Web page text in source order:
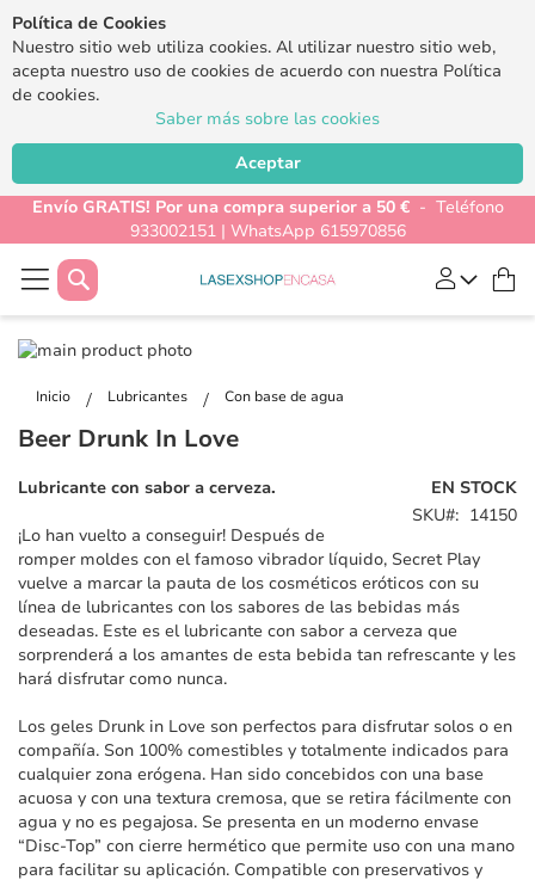
Política de Cookies
Nuestro sitio web utiliza cookies. Al utilizar nuestro sitio web,
acepta nuestro uso de cookies de acuerdo con nuestra Política
de cookies.
Saber más sobre las cookies
Aceptar
Envío GRATIS! Por una compra superior a 50 €- Teléfono
933002151 | WhatsApp 615970856
Buscar
Inicio Lubricantes Con base de agua
Saltar
final
la
de
de
galería
imágenes
Beer Drunk In Love
EN STOCK
SKU
14150
Lubricante con sabor a cerveza.
¡Lo han vuelto a conseguir! Después de
romper moldes con el famoso vibrador líquido, Secret Play
vuelve a marcar la pauta de los cosméticos eróticos con su
línea de lubricantes con los sabores de las bebidas más
deseadas. Este es el lubricante con sabor a cerveza que
sorprenderá a los amantes de esta bebida tan refrescante y les
hará disfrutar como nunca.
Los geles Drunk in Love son perfectos para disfrutar solos o en
compañía. Son 100% comestibles y totalmente indicados para
cualquier zona erógena. Han sido concebidos con una base
acuosa y con una textura cremosa, que se retira fácilmente con
agua y no es pegajosa. Se presenta en un moderno envase
“Disc-Top” con cierre hermético que permite uso con una mano
para facilitar su aplicación. Compatible con preservativos y